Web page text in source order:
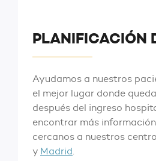
PLANIFICACIÓN
Ayudamos a nuestros
el mejor lugar donde
después del ingreso
encontrar más
cercanos a nuestros
y Madrid.